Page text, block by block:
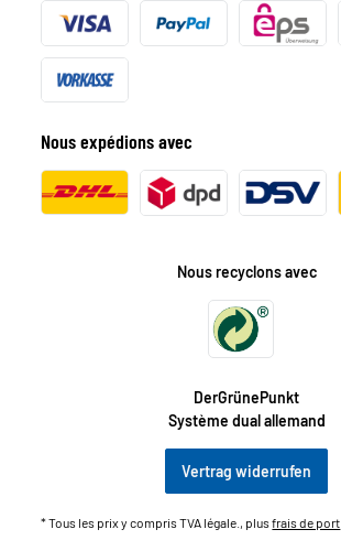
Nous expédions avec
Nous recyclons avec
DerGrünePunkt
Système dual allemand
Vertrag widerrufen
* Tous les prix y compris TVA légale., plusfrais de port